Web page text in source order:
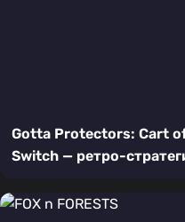
Gotta Protectors: Cart
Switch — ретро-